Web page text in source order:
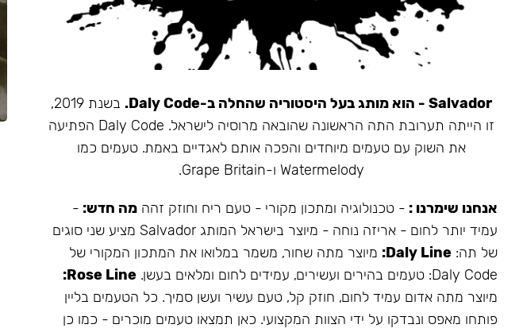
Salvador - הוא מותג בעל היסטוריה שהחלה ב-Daly Code.
בשנת 2019,
זו הייתה תערובת התה הראשונה שהובאה מרוסיה לישראל. Daly Code הפתיעה
את השוק עם טעמים מיוחדים והפכה אותם לאגדיים באמת. טעמים כמו
Watermelody ו-Grape Britain.
אנחנו שימרנו : - טכנולוגיה ומתכון מקורי - טעם ריח וחוזק זהה מה חדש: -
עמיד יותר לחום - אריזה נוחה - מיוצר בישראל המותג Salvador מציע שני סוגים
של תה: Daly Line: מיוצר מתה שחור, משמר במלואו את המתכון המקורי של
Daly Code: טעמים בהירים ועשירים, עמידים לחום ומלאים בעשן.
Rose Line:
מיוצר מתה אדום עמיד לחום, חוזק קל, טעם עשיר ועשן סמיך. כל הטעמים בליין
פותחו מאפס ונבדקו על ידי הצוות המקצועי. כאן תמצאו טעמים מוכרים - כמו כן